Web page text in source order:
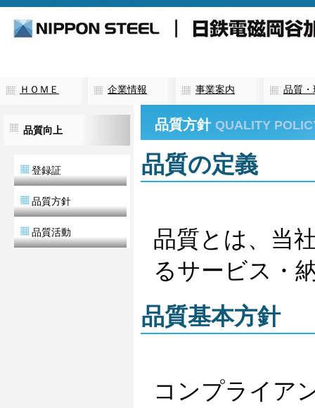
ＨＯＭＥ 企業情報 事業案内 品質・
品質方針 QUALITY
品質の定義
品質とは、当
るサービス・
品質基本方針
コンプライア
品質向上
登録証
品質方針
品質活動